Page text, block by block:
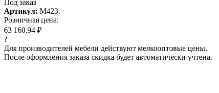
Под заказ
Артикул: M423.
Розничная цена:
63 160.94 ₽
?
Для производителей мебели действуют мелкооптовые цены.
После оформления заказа скидка будет автоматически учтена.